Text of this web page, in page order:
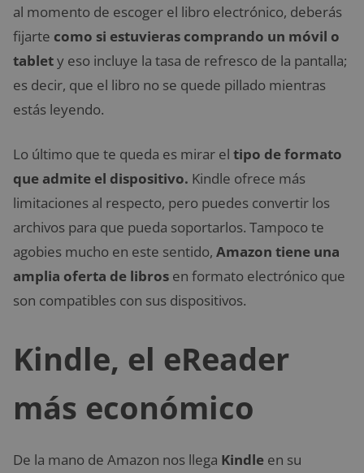
al momento de escoger el libro electrónico, deberás
fijarte como si estuvieras comprando un móvil o
tablety eso incluye la tasa de refresco de la pantalla;
es decir, que el libro no se quede pillado mientras
estás leyendo.
Lo último que te queda es mirar el tipo de formato
que admite el dispositivo. Kindle ofrece más
limitaciones al respecto, pero puedes convertir los
archivos para que pueda soportarlos. Tampoco te
agobies mucho en este sentido, Amazon tiene una
amplia oferta de libros en formato electrónico que
son compatibles con sus dispositivos.
Kindle, el eReader
más económico
De la mano de Amazon nos llega Kindle en su